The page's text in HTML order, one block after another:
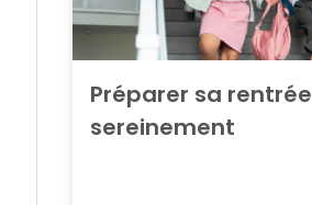
Préparer sa rentrée
sereinement